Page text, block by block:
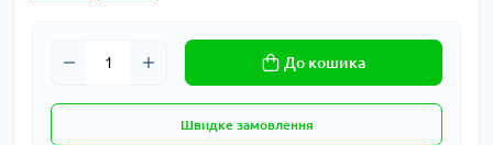
До кошика
Швидке замовлення